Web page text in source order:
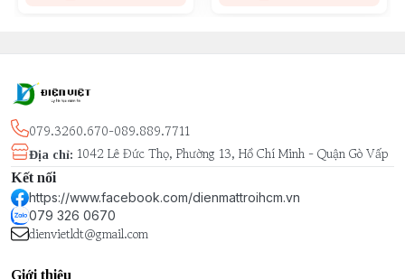
079.3260.670-089.889.7711
Địa chỉ: 1042 Lê Đức Thọ, Phường 13, Hồ Chí Minh - Quận Gò Vấp
Kết nối
https://www.facebook.com/dienmattroihcm.vn
079 326 0670
dienvietldt@gmail.com
Giới thiệu